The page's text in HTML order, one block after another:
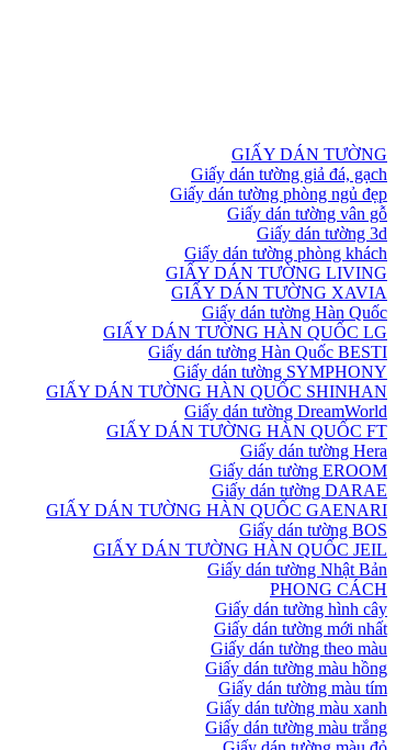
GIẤY DÁN TƯỜNG
Giấy dán tường giả đá, gạch
Giấy dán tường phòng ngủ đẹp
Giấy dán tường vân gỗ
Giấy dán tường 3d
Giấy dán tường phòng khách
GIẤY DÁN TƯỜNG LIVING
GIẤY DÁN TƯỜNG XAVIA
Giấy dán tường Hàn Quốc
GIẤY DÁN TƯỜNG HÀN QUỐC LG
Giấy dán tường Hàn Quốc BESTI
Giấy dán tường SYMPHONY
GIẤY DÁN TƯỜNG HÀN QUỐC SHINHAN
Giấy dán tường DreamWorld
GIẤY DÁN TƯỜNG HÀN QUỐC FT
Giấy dán tường Hera
Giấy dán tường EROOM
Giấy dán tường DARAE
GIẤY DÁN TƯỜNG HÀN QUỐC GAENARI
Giấy dán tường BOS
GIẤY DÁN TƯỜNG HÀN QUỐC JEIL
Giấy dán tường Nhật Bản
PHONG CÁCH
Giấy dán tường hình cây
Giấy dán tường mới nhất
Giấy dán tường theo màu
Giấy dán tường màu hồng
Giấy dán tường màu tím
Giấy dán tường màu xanh
Giấy dán tường màu trắng